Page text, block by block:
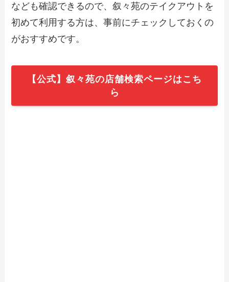
なども確認できるので、叙々苑のテイクアウトを
初めて利用する方は、事前にチェックしておくの
がおすすめです。
【公式】叙々苑の店舗検索ページはこち
ら